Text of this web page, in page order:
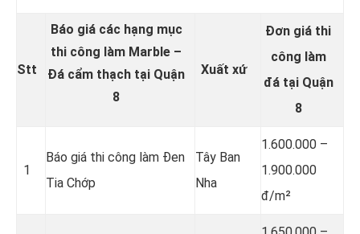
Stt
Báo giá các hạng mục
thi công làm Marble –
Đá cẩm thạch tại Quận
8
Xuất xứ
Đơn giá thi
công làm
đá tại Quận
8
1
Báo giá thi công làm Đen
Tia Chớp
Tây Ban
Nha
1.600.000 –
1.900.000
đ/m²